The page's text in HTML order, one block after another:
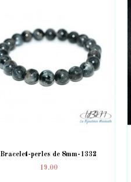
Bracelet-perles de 8mm-1332
19.00